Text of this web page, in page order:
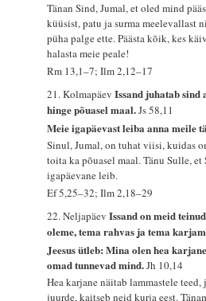
Tänan Sind, Jumal, et oled mind
küüsist, patu ja surma meelevallast
püha palge ette. Päästa kõik, kes
halasta meie peale!
Rm 13,1–7; Ilm 2,12–17
21. KolmapäevIssand juhatab
hinge põuasel maal.Js 58,11
Meie igapäevast leiba anna meile
Sinul, Jumal, on tuhat viisi, kuidas
toita ka põuasel maal. Tänu Sulle,
igapäevane leib.
Ef 5,25–32; Ilm 2,18–29
22. NeljapäevIssand on meid
oleme, tema rahvas ja tema
Jeesus ütleb: Mina olen hea
omad tunnevad mind.Jh 10,14
Hea karjane näitab lammastele
juurde, kaitseb neid kurja eest.